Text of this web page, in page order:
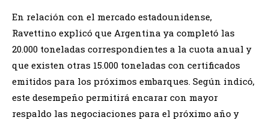
En relación con el mercado estadounidense,
Ravettino explicó que Argentina ya completó las
20.000 toneladas correspondientes a la cuota anual y
que existen otras 15.000 toneladas con certificados
emitidos para los próximos embarques. Según indicó,
este desempeño permitirá encarar con mayor
respaldo las negociaciones para el próximo año y